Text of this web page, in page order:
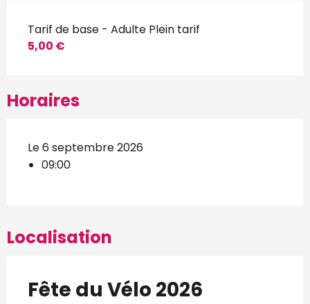
Tarif de base - Adulte Plein tarif
5,00 €
Horaires
Le 6 septembre 2026
09:00
Localisation
Fête du Vélo 2026